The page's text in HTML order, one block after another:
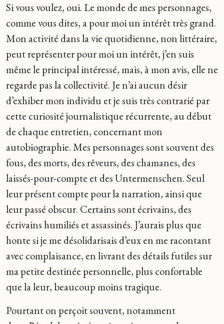
Si vous voulez, oui. Le monde de mes personnages,
comme vous dites, a pour moi un intérêt très grand.
Mon activité dans la vie quotidienne, non littéraire,
peut représenter pour moi un intérêt, j’en suis
même le principal intéressé, mais, à mon avis, elle ne
regarde pas la collectivité. Je n’ai aucun désir
d’exhiber mon individu et je suis très contrarié par
cette curiosité journalistique récurrente, au début
de chaque entretien, concernant mon
autobiographie. Mes personnages sont souvent des
fous, des morts, des rêveurs, des chamanes, des
laissés-pour-compte et des Untermenschen. Seul
leur présent compte pour la narration, ainsi que
leur passé obscur. Certains sont écrivains, des
écrivains humiliés et assassinés. J’aurais plus que
honte si je me désolidarisais d’eux en me racontant
avec complaisance, en livrant des détails futiles sur
ma petite destinée personnelle, plus confortable
que la leur, beaucoup moins tragique.
Pourtant on perçoit souvent, notamment